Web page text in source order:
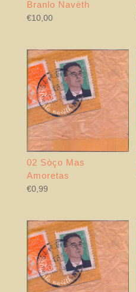
Branlo Navèth
€10,00
02 Sòço Mas
Amoretas
€0,99